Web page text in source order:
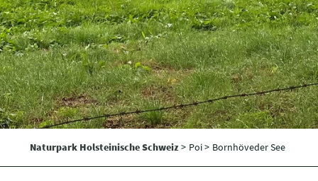
Naturpark Holsteinische Schweiz> Poi > Bornhöveder See